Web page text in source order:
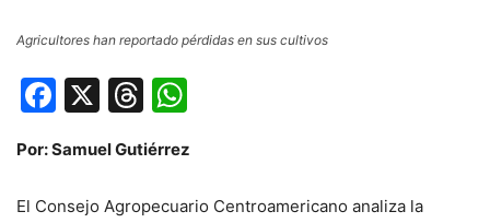
Agricultores han reportado pérdidas en sus cultivos
Facebook
X Threads
Por: Samuel Gutiérrez
El Consejo Agropecuario Centroamericano analiza la